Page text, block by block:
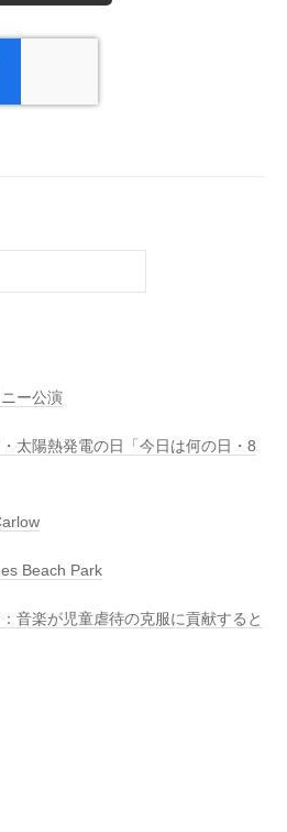
ー公演
太陽熱発電の日「今日は何の日・8
Beach Park
音楽が児童虐待の克服に貢献すると